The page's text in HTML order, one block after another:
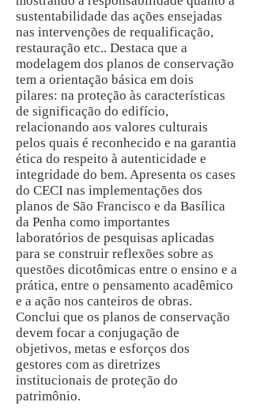
sustentabilidade das ações ensejadas
nas intervenções de requalificação,
restauração etc.. Destaca que a
modelagem dos planos de conservação
tem a orientação básica em dois
pilares: na proteção às características
de significação do edifício,
relacionando aos valores culturais
pelos quais é reconhecido e na garantia
ética do respeito à autenticidade e
integridade do bem. Apresenta os cases
do CECI nas implementações dos
planos de São Francisco e da Basílica
da Penha como importantes
laboratórios de pesquisas aplicadas
para se construir reflexões sobre as
questões dicotômicas entre o ensino e a
prática, entre o pensamento acadêmico
e a ação nos canteiros de obras.
Conclui que os planos de conservação
devem focar a conjugação de
objetivos, metas e esforços dos
gestores com as diretrizes
institucionais de proteção do
patrimônio.